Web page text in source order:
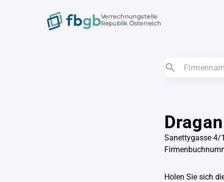
Verrechnungstelle
Republik Österreich
Sanettygasse 4/
Holen Sie sich